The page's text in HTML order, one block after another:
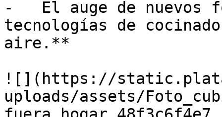
-   El auge de nuevos
tecnologías de
aire.**
![](https://
uploads/assets/